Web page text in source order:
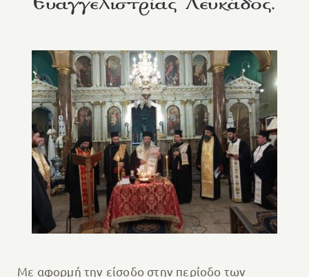
Ευαγγελιστρίας Λευκάδος.
Με αφορμή την είσοδο στην περίοδο των